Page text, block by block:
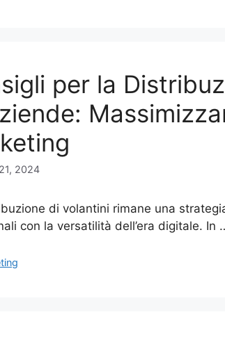
per la
2024
di volantini rimane una
con la versatilità dell’era digitale. In